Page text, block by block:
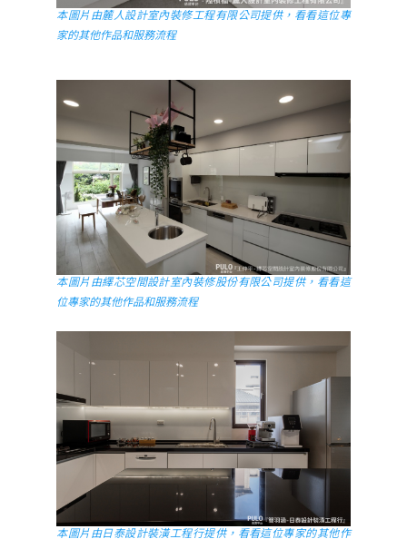
本圖片由麓人設計室內裝修工程有限公司提供，看看這位專
家的其他作品和服務流程
本圖片由繹芯空間設計室內裝修股份有限公司提供，看看這
位專家的其他作品和服務流程
本圖片由日泰設計裝潢工程行提供，看看這位專家的其他作